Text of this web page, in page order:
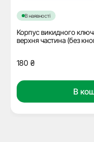
В наявності
Корпус викидного
верхня частина (без
180 ₴
В